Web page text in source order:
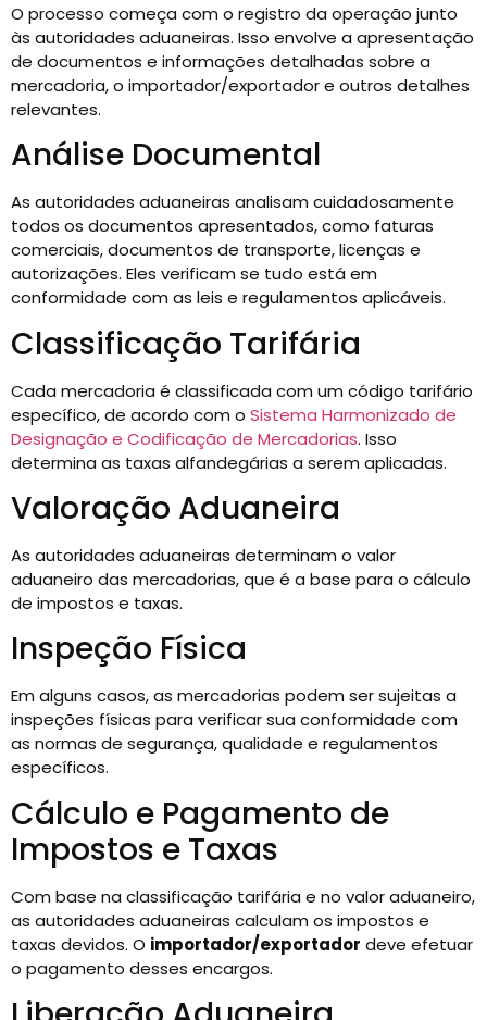
O processo começa com o registro da operação junto
às autoridades aduaneiras. Isso envolve a apresentação
de documentos e informações detalhadas sobre a
mercadoria, o importador/exportador e outros detalhes
relevantes.
Análise Documental
As autoridades aduaneiras analisam cuidadosamente
todos os documentos apresentados, como faturas
comerciais, documentos de transporte, licenças e
autorizações. Eles verificam se tudo está em
conformidade com as leis e regulamentos aplicáveis.
Classificação Tarifária
Cada mercadoria é classificada com um código tarifário
específico, de acordo com o Sistema Harmonizado de
Designação e Codificação de Mercadorias. Isso
determina as taxas alfandegárias a serem aplicadas.
Valoração Aduaneira
As autoridades aduaneiras determinam o valor
aduaneiro das mercadorias, que é a base para o cálculo
de impostos e taxas.
Inspeção Física
Em alguns casos, as mercadorias podem ser sujeitas a
inspeções físicas para verificar sua conformidade com
as normas de segurança, qualidade e regulamentos
específicos.
Cálculo e Pagamento de
Impostos e Taxas
Com base na classificação tarifária e no valor aduaneiro,
as autoridades aduaneiras calculam os impostos e
taxas devidos. O importador/exportador deve efetuar
o pagamento desses encargos.